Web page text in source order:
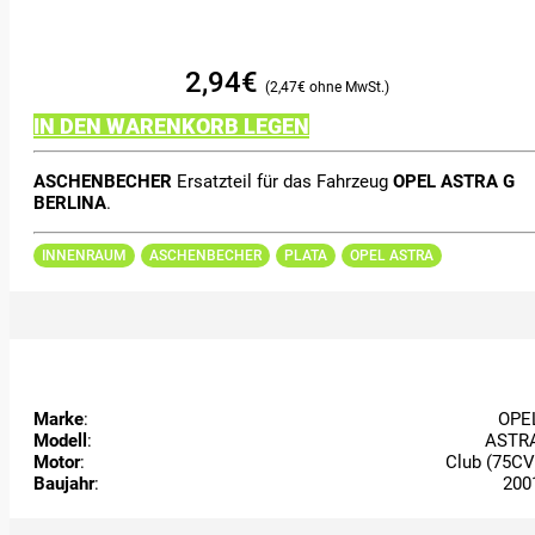
2,94€ 2,47€
IN DEN WARENKORB LEGEN
ASCHENBECHER Ersatzteil für das Fahrzeug OPEL ASTRA G
BERLINA.
INNENRAUM ASCHENBECHER PLATA OPEL ASTRA
Marke:
Modell :
Motor:
Club
Baujahr: